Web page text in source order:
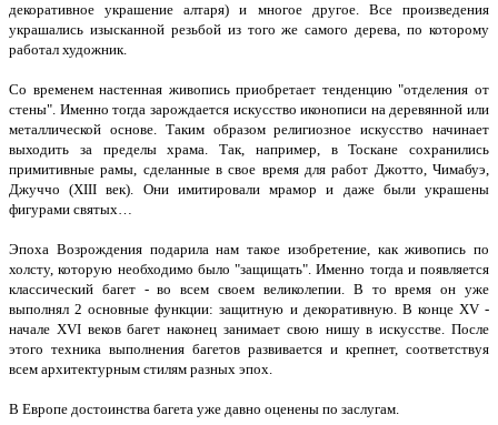
декоративное украшение алтаря) и многое другое. Все произведения
украшались изысканной резьбой из того же самого дерева, по которому
работал художник.
Со временем настенная живопись приобретает тенденцию "отделения от
стены". Именно тогда зарождается искусство иконописи на деревянной или
металлической основе. Таким образом религиозное искусство начинает
выходить за пределы храма. Так, например, в Тоскане сохранились
примитивные рамы, сделанные в свое время для работ Джотто, Чимабуэ,
Джуччо (XIII век). Они имитировали мрамор и даже были украшены
фигурами святых…
Эпоха Возрождения подарила нам такое изобретение, как живопись по
холсту, которую необходимо было "защищать". Именно тогда и появляется
классический багет - во всем своем великолепии. В то время он уже
выполнял 2 основные функции: защитную и декоративную. В конце XV -
начале XVI веков багет наконец занимает свою нишу в искусстве. После
этого техника выполнения багетов развивается и крепнет, соответствуя
всем архитектурным стилям разных эпох.
В Европе достоинства багета уже давно оценены по заслугам.